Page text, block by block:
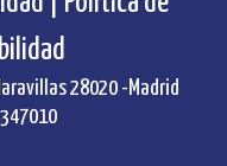
28020 -Madrid